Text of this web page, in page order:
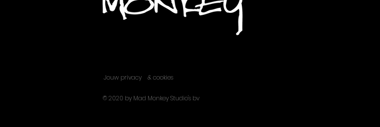
Jouw privacy & cookies
© 2020 by Mad Monkey Studio's bv